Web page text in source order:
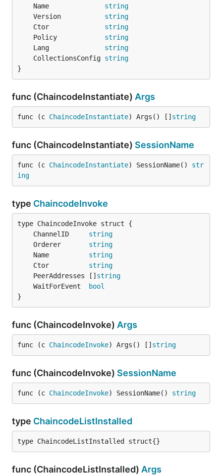
	Name
string
	Version
string
	Ctor
string
	Policy
string
	Lang
string
	CollectionsConfig
string
}
func (ChaincodeInstantiate) Args
func (c ChaincodeInstantiate) Args() [] string
func (ChaincodeInstantiate) SessionName
func (c ChaincodeInstantiate) SessionName() str
ing
type ChaincodeInvoke
	ChannelID
string
	Orderer
string
	Name
string
	Ctor
string
	PeerAddresses []
string
	WaitForEvent
bool
}
func (ChaincodeInvoke) Args
func (c ChaincodeInvoke) Args() [] string
func (ChaincodeInvoke) SessionName
func (c ChaincodeInvoke) SessionName() string
type ChaincodeListInstalled
type ChaincodeListInstalled struct{}
func (ChaincodeListInstalled) Args